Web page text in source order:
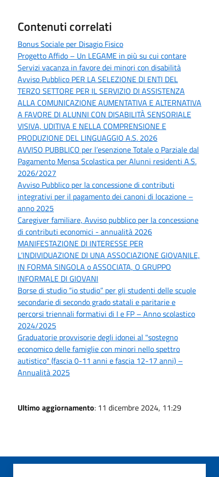
Contenuti correlati
Bonus Sociale per Disagio Fisico
Progetto Affido – Un LEGAME in più su cui contare
Servizi vacanza in favore dei minori con disabilità
Avviso Pubblico PER LA SELEZIONE DI ENTI DEL
TERZO SETTORE PER IL SERVIZIO DI ASSISTENZA
ALLA COMUNICAZIONE AUMENTATIVA E ALTERNATIVA
A FAVORE DI ALUNNI CON DISABILITÀ SENSORIALE
VISIVA, UDITIVA E NELLA COMPRENSIONE E
PRODUZIONE DEL LINGUAGGIO A.S. 2026
AVVISO PUBBLICO per l’esenzione Totale o Parziale dal
Pagamento Mensa Scolastica per Alunni residenti A.S.
2026/2027
Avviso Pubblico per la concessione di contributi
integrativi per il pagamento dei canoni di locazione –
anno 2025
Caregiver familiare, Avviso pubblico per la concessione
di contributi economici - annualità 2026
MANIFESTAZIONE DI INTERESSE PER
L’INDIVIDUAZIONE DI UNA ASSOCIAZIONE GIOVANILE,
IN FORMA SINGOLA o ASSOCIATA, O GRUPPO
INFORMALE DI GIOVANI
Borse di studio “io studio” per gli studenti delle scuole
secondarie di secondo grado statali e paritarie e
percorsi triennali formativi di I e FP – Anno scolastico
2024/2025
Graduatorie provvisorie degli idonei al "sostegno
economico delle famiglie con minori nello spettro
autistico" (fascia 0-11 anni e fascia 12-17 anni) –
Annualità 2025
Ultimo aggiornamento: 11 dicembre 2024, 11:29